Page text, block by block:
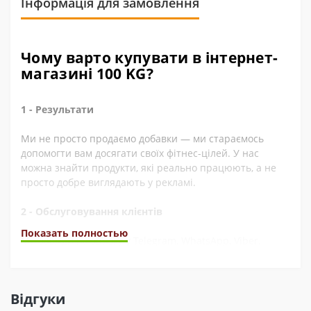
Чому варто купувати в інтернет-
магазині 100 KG?
1 - Результати
Ми не просто продаємо добавки — ми стараємось
допомогти вам досягати своїх фітнес-цілей. У нас
можна знайти продукти, які реально працюють, а не
просто добре виглядають у рекламі.
2 - Обслуговування клієнтів
Ми завжди на зв’язку у Telegram, WhatsApp, Viber,
Показать полностью
Відгуки